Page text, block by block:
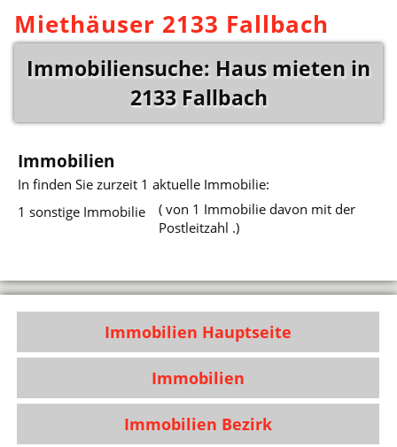
Miethäuser 2133 Fallbach
Immobiliensuche: Haus mieten in
2133 Fallbach
Immobilien
Infinden Sie zurzeit 1 aktuelle Immobilie:
1 sonstige Immobilie
( von 1 Immobilie davon mit der
Postleitzahl .)
Immobilien Hauptseite
Immobilien
Immobilien Bezirk